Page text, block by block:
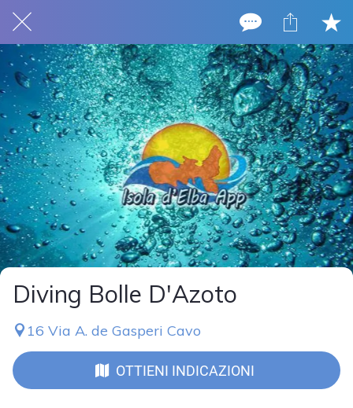
Diving Bolle D'Azoto
16 Via A. de Gasperi Cavo
OTTIENI INDICAZIONI